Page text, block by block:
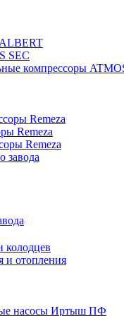
SEC
компрессоры
Remeza
Remeza
Remeza
завода
колодцев
и отопления
насосы Иртыш ПФ